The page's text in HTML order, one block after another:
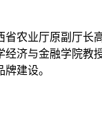
农业厅原副厅
济与金融学院
牌建设。